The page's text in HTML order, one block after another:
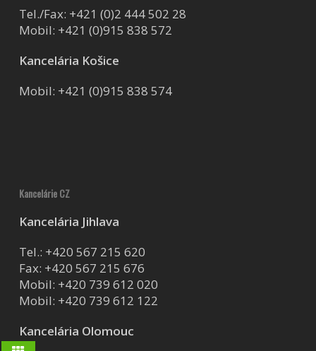
Tel./Fax: +421 (0)2 444 502 28
Mobil: +421 (0)915 838 572
Kancelária Košice
Mobil: +421 (0)915 838 574
Kancelárie CZ
Kancelária Jihlava
Tel.: +420 567 215 620
Fax: +420 567 215 676
Mobil: +420 739 612 020
Mobil: +420 739 612 122
Kancelária Olomouc